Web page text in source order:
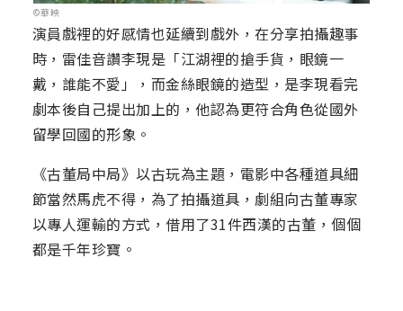
©華映
演員戲裡的好感情也延續到戲外，在分享拍攝趣事
時，雷佳音讚李現是「江湖裡的搶手貨，眼鏡一
戴，誰能不愛」，而金絲眼鏡的造型，是李現看完
劇本後自己提出加上的，他認為更符合角色從國外
留學回國的形象。
《古董局中局》以古玩為主題，電影中各種道具細
節當然馬虎不得，為了拍攝道具，劇組向古董專家
以專人運輸的方式，借用了31件西漢的古董，個個
都是千年珍寶。